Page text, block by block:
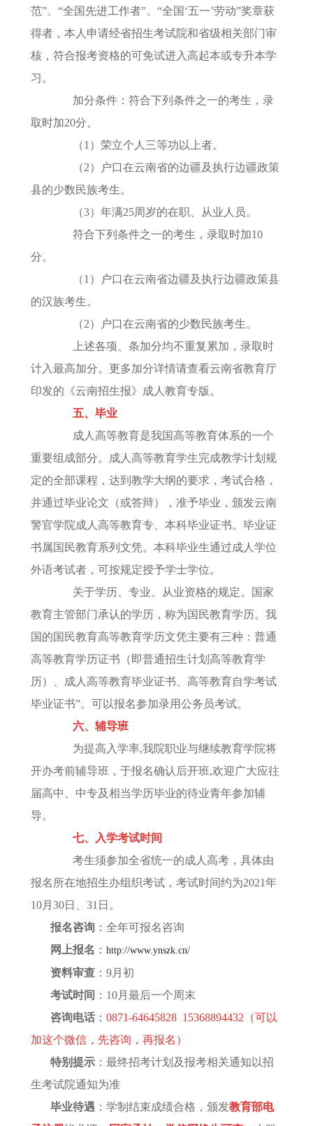
范”、“全国先进工作者”、“全国‘五一’劳动”奖章获
得者，本人申请经省招生考试院和省级相关部门审
核，符合报考资格的可免试进入高起本或专升本学
习。
加分条件：符合下列条件之一的考生，录
取时加20分。
（1）荣立个人三等功以上者。
（2）户口在云南省的边疆及执行边疆政策
县的少数民族考生。
（3）年满25周岁的在职、从业人员。
符合下列条件之一的考生，录取时加10
分。
（1）户口在云南省边疆及执行边疆政策县
的汉族考生。
（2）户口在云南省的少数民族考生。
上述各项、条加分均不重复累加，录取时
计入最高加分。更多加分详情请查看云南省教育厅
印发的《云南招生报》成人教育专版。
五、毕业
成人高等教育是我国高等教育体系的一个
重要组成部分。成人高等教育学生完成教学计划规
定的全部课程，达到教学大纲的要求，考试合格，
并通过毕业论文（或答辩），准予毕业，颁发云南
警官学院成人高等教育专、本科毕业证书。毕业证
书属国民教育系列文凭。本科毕业生通过成人学位
外语考试者，可按规定授予学士学位。
关于学历、专业、从业资格的规定。国家
教育主管部门承认的学历，称为国民教育学历。我
国的国民教育高等教育学历文凭主要有三种：普通
高等教育学历证书（即普通招生计划高等教育学
历）、成人高等教育毕业证书、高等教育自学考试
毕业证书”。可以报名参加录用公务员考试。
六、辅导班
为提高入学率,我院职业与继续教育学院将
开办考前辅导班，于报名确认后开班,欢迎广大应往
届高中、中专及相当学历毕业的待业青年参加辅
导。
七、入学考试时间
考生须参加全省统一的成人高考，具体由
报名所在地招生办组织考试，考试时间约为2021年
10月30日、31日。
报名咨询 ：全年可报名咨询
网上报名 ： http://www.ynszk.cn/
资料审查 ： 9月初
考试时间 ： 10月最后一个周末
咨询电话 ： 0871-64645828 15368894432（可以
加这个微信，先咨询，再报名）
特别提示 ：最终招考计划及报考相关通知以招
生考试院通知为准
毕业待遇 ：学制结束成绩合格，颁发教育部电